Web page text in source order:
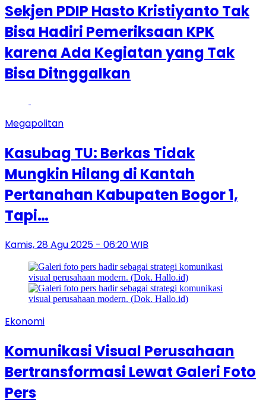
Sekjen PDIP Hasto Kristiyanto Tak
Bisa Hadiri Pemeriksaan KPK
karena Ada Kegiatan yang Tak
Bisa Ditnggalkan
Megapolitan
Kasubag TU: Berkas Tidak
Mungkin Hilang di Kantah
Pertanahan Kabupaten Bogor 1,
Tapi…
Kamis, 28 Agu 2025 - 06:20 WIB
Ekonomi
Komunikasi Visual Perusahaan
Bertransformasi Lewat Galeri Foto
Pers